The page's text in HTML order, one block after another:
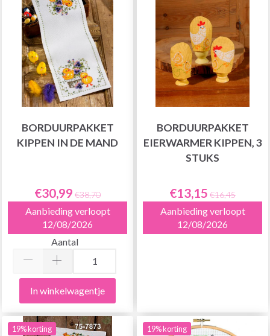
BORDUURPAKKET
KIPPEN IN DE MAND
€30,99 €38,70
Aanbieding verloopt
12/08/2026
Aantal
In winkelwagentje
BORDUURPAKKET
EIERWARMER KIPPEN, 3
STUKS
€13,15 €16,45
Aanbieding verloopt
12/08/2026
19% korting 19% korting